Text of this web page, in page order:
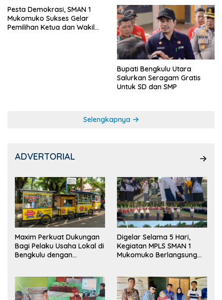
Pesta Demokrasi, SMAN 1
Mukomuko Sukses Gelar
Pemilihan Ketua dan Wakil
Bupati Bengkulu Utara
Salurkan Seragam Gratis
Untuk SD dan SMP
Selengkapnya
ADVERTORIAL
Maxim Perkuat Dukungan
Bagi Pelaku Usaha Lokal di
Bengkulu dengan
Pasar
Digelar Selama 5 Hari,
Kegiatan MPLS SMAN 1
Mukomuko Berlangsung